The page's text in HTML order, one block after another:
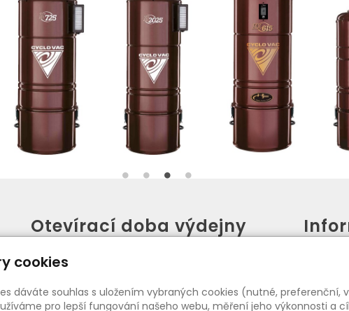
Otevírací doba výdejny
PO - PÁ:
SO:08:00 - 11:00
●
cookies
dáváte souhlas s uložením vybraných cookies (nutné, preferenční,
pro lepší fungování našeho webu, měření jeho výkonnosti a